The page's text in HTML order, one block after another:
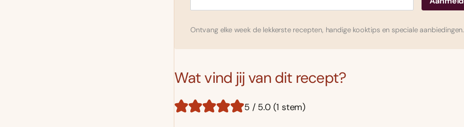
Ontvang elke week de lekkerste recepten, handige kooktips en speciale aanbiedingen.
Wat vind jij van dit recept?
5 / 5.0 (1 stem)